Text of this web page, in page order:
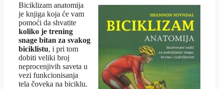
Biciklizam anatomija
je knjiga koja će vam
pomoći da shvatite
koliko je trening
snage bitan za svakog
biciklistu, i pri tom
dobiti veliki broj
neprocenjivih saveta u
vezi funkcionisanja
tela čoveka na biciklu.